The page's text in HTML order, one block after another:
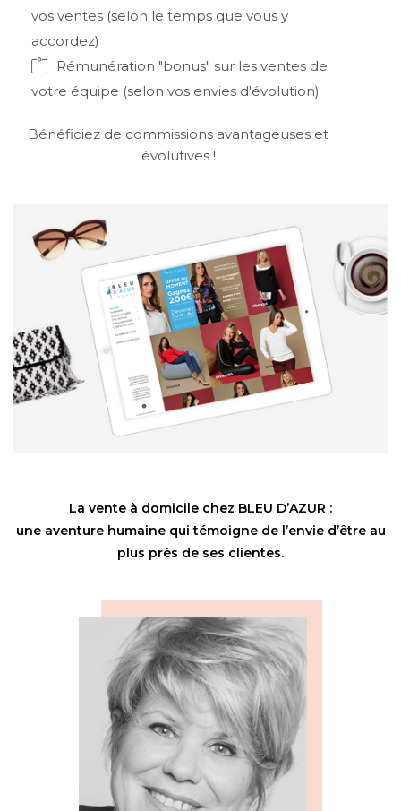
vos ventes (selon le temps que vous y
accordez)
Rémunération "bonus" sur les ventes de
votre équipe (selon vos envies d'évolution)
Bénéficiez de commissions avantageuses et
évolutives !
La vente à domicile chez BLEU D’AZUR :
une aventure humaine qui témoigne de l’envie d’être au
plus près de ses clientes.